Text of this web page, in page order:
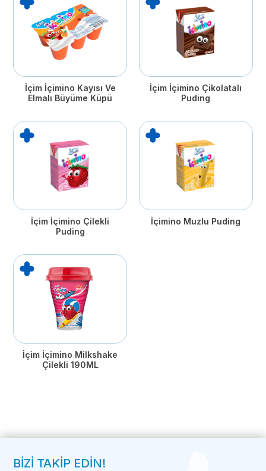
İçim İçimino Kayısı Ve
Elmalı Büyüme Küpü
İçim İçimino Çikolatalı
Puding
İçim İçimino Çilekli
Puding
İçimino Muzlu Puding
İçim İçimino Milkshake
Çilekli 190ML
BİZİ TAKİP EDİN!